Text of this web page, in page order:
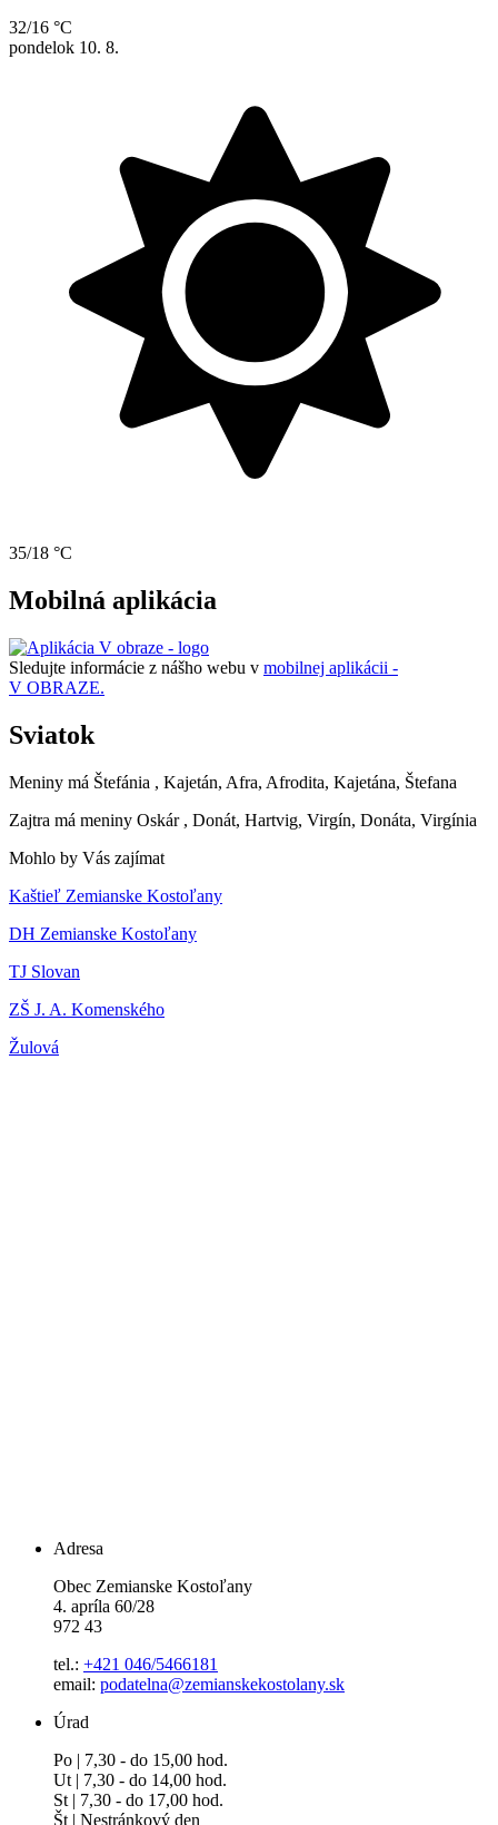
32/16 °C
pondelok 10. 8.
35/18 °C
Mobilná aplikácia
Sledujte informácie z nášho webu v mobilnej aplikácii -
V OBRAZE.
Sviatok
Meniny má Štefánia , Kajetán, Afra, Afrodita, Kajetána, Štefana
Zajtra má meniny Oskár , Donát, Hartvig, Virgín, Donáta, Virgínia
Mohlo by Vás zajímat
Kaštieľ Zemianske Kostoľany
DH Zemianske Kostoľany
TJ Slovan
ZŠ J. A. Komenského
Žulová
Adresa
Obec Zemianske Kostoľany
4. apríla 60/28
972 43
tel.: +421 046/5466181
email: podatelna@zemianskekostolany.sk
Úrad
Po | 7,30 - do 15,00 hod.
Ut | 7,30 - do 14,00 hod.
St | 7,30 - do 17,00 hod.
Št | Nestránkový den